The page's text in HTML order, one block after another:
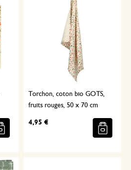
Torchon, coton bio GOTS,
fruits rouges, 50 x 70 cm
4,95 €